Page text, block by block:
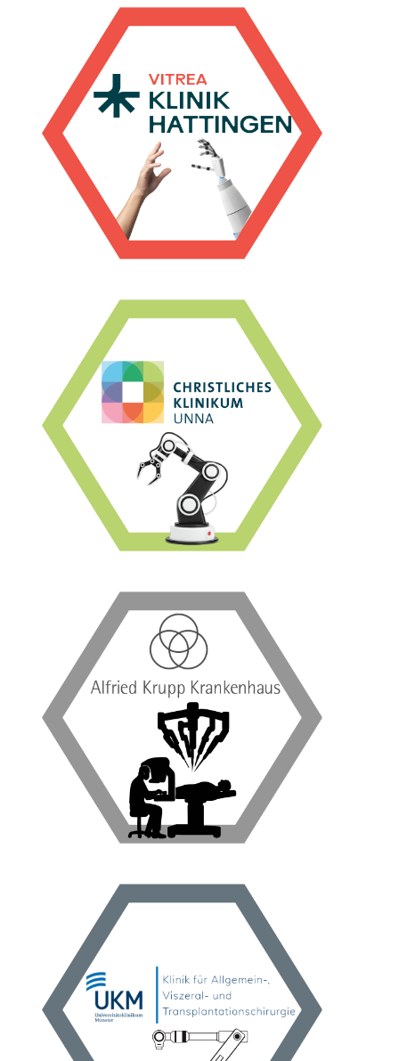
Die VITREA Klinik Hattingen integriert erfolgreich
Robotik in die neurologische Rehabilitation und
fördert deren Nutzung durch eine offene und
lernorientierte Organisationskultur.
Zur Case Study
Das Christliche Klinikum Unna zeichnet sich durch
hohe Effizienz und Qualität beim Einsatz des
Mako-Roboters in der Orthopädie aus.
Zur Case Study
Eine der bundesweit ersten Kliniken mit
robotergestützter Viszeralchirurgie für präzisere
und schonendere Eingriffe.
Zur Case Study
Viszeralchirurgie mit robotergestützter Chirurgie,
strukturierter Teamarbeit und datenbasierter
Steuerung der Patientenpfade.
Zur Case Study